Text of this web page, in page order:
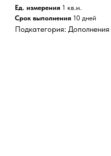
Ед. измерения 1 кв.м.
Срок выполнения 10 дней
Подкатегория: Дополнения